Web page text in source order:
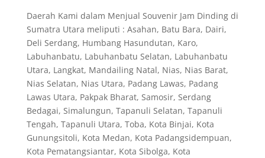
Daerah Kami dalam Menjual Souvenir Jam Dinding di
Sumatra Utara meliputi : Asahan, Batu Bara, Dairi,
Deli Serdang, Humbang Hasundutan, Karo,
Labuhanbatu, Labuhanbatu Selatan, Labuhanbatu
Utara, Langkat, Mandailing Natal, Nias, Nias Barat,
Nias Selatan, Nias Utara, Padang Lawas, Padang
Lawas Utara, Pakpak Bharat, Samosir, Serdang
Bedagai, Simalungun, Tapanuli Selatan, Tapanuli
Tengah, Tapanuli Utara, Toba, Kota Binjai, Kota
Gunungsitoli, Kota Medan, Kota Padangsidempuan,
Kota Pematangsiantar, Kota Sibolga, Kota